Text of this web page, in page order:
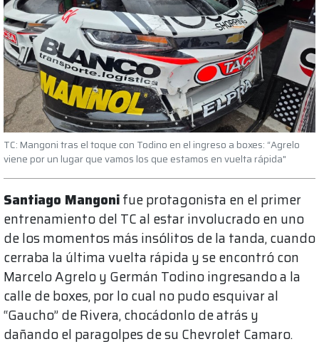
TC: Mangoni tras el toque con Todino en el ingreso a boxes: “Agrelo
viene por un lugar que vamos los que estamos en vuelta rápida"
Santiago Mangonifue protagonista en el primer
entrenamiento del TC al estar involucrado en uno
de los momentos más insólitos de la tanda, cuando
cerraba la última vuelta rápida y se encontró con
Marcelo Agrelo y Germán Todino ingresando a la
calle de boxes, por lo cual no pudo esquivar al
“Gaucho” de Rivera, chocádonlo de atrás y
dañando el paragolpes de su Chevrolet Camaro.